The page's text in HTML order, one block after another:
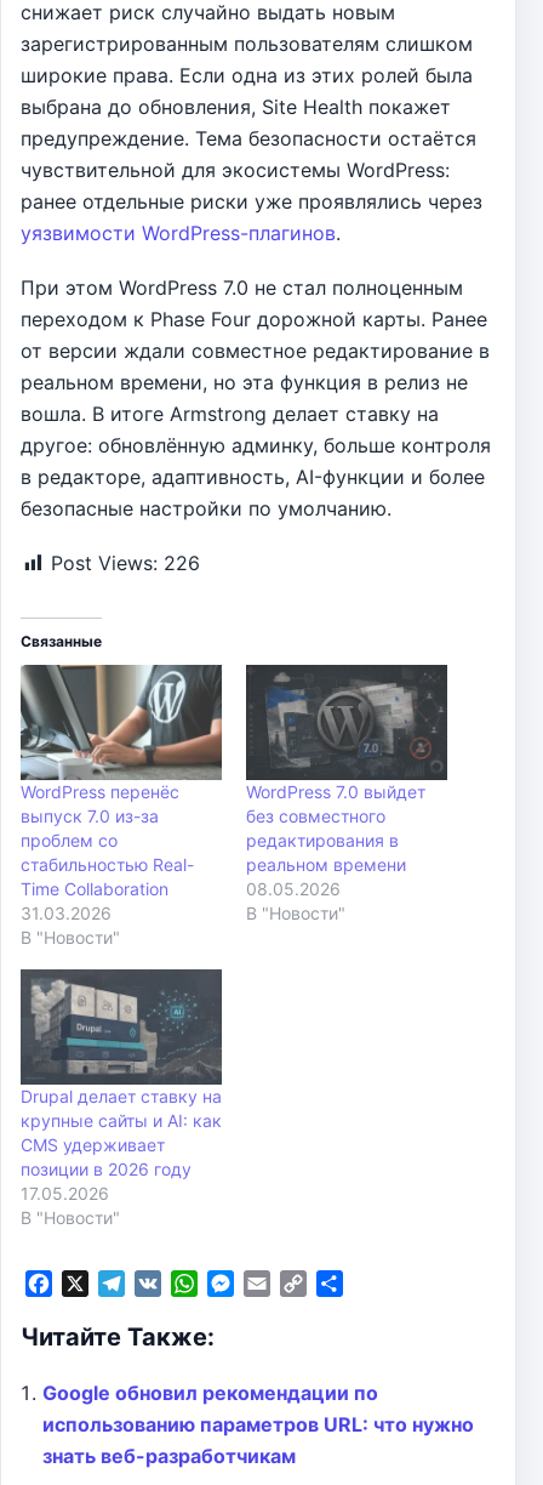
снижает риск случайно выдать новым
зарегистрированным пользователям слишком
широкие права. Если одна из этих ролей была
выбрана до обновления, Site Health покажет
предупреждение. Тема безопасности остаётся
чувствительной для экосистемы WordPress:
ранее отдельные риски уже проявлялись через
уязвимости WordPress-плагинов.
При этом WordPress 7.0 не стал полноценным
переходом к Phase Four дорожной карты. Ранее
от версии ждали совместное редактирование в
реальном времени, но эта функция в релиз не
вошла. В итоге Armstrong делает ставку на
другое: обновлённую админку, больше контроля
в редакторе, адаптивность, AI-функции и более
безопасные настройки по умолчанию.
Post Views: 226
Связанные
WordPress перенёс
выпуск 7.0 из-за
проблем со
стабильностью Real-
Time Collaboration
31.03.2026
В "Новости"
WordPress 7.0 выйдет
без совместного
редактирования в
реальном времени
08.05.2026
В "Новости"
Drupal делает ставку на
крупные сайты и AI: как
CMS удерживает
позиции в 2026 году
17.05.2026
В "Новости"
c
b
o
k
l
g
r
a
m
W
a
s
A
p
p
M
e
n
e
l
L
i
а
в
Читайте Также:
Google обновил рекомендации по
использованию параметров URL: что нужно
знать веб-разработчикам